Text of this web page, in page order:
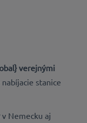
verejnými
stanice
v Nemecku aj